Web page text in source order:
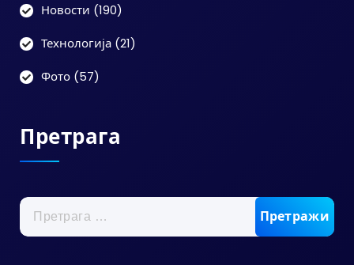
Новости (190)
Технологија (21)
Фото (57)
Претрага
Претрага